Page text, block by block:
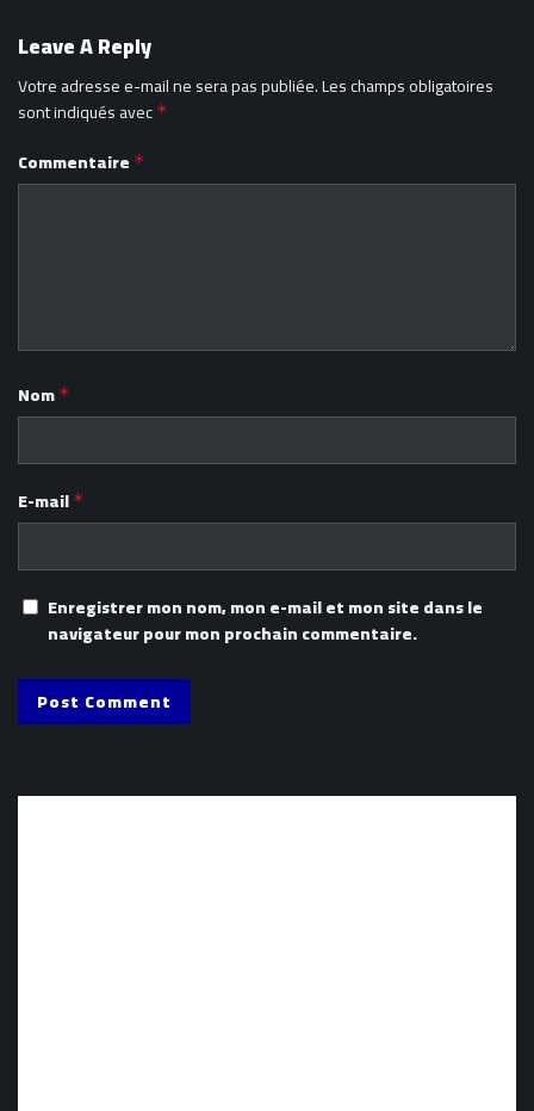
Leave A Reply
Votre adresse e-mail ne sera pas publiée.Les champs obligatoires
sont indiqués avec *
Commentaire *
Nom *
E-mail *
Enregistrer mon nom, mon e-mail et mon site dans le
navigateur pour mon prochain commentaire.